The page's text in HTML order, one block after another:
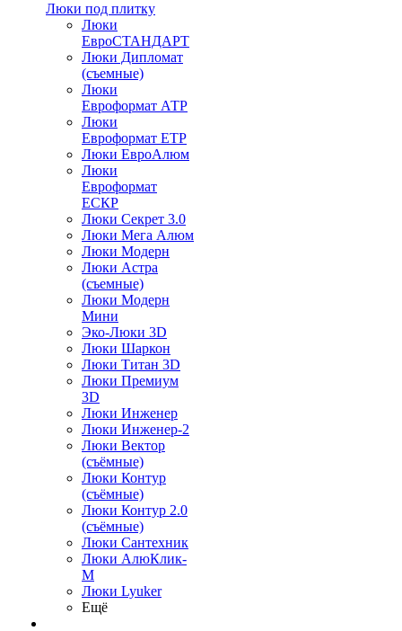
Люки под плитку
Люки
ЕвроСТАНДАРТ
Люки Дипломат
(съемные)
Люки
Евроформат АТР
Люки
Евроформат ЕТР
Люки ЕвроАлюм
Люки
Евроформат
ЕСКР
Люки Секрет 3.0
Люки Мега Алюм
Люки Модерн
Люки Астра
(съемные)
Люки Модерн
Мини
Эко-Люки 3D
Люки Шаркон
Люки Титан 3D
Люки Премиум
3D
Люки Инженер
Люки Инженер-2
Люки Вектор
(съёмные)
Люки Контур
(съёмные)
Люки Контур 2.0
(съёмные)
Люки Сантехник
Люки АлюКлик-
М
Люки Lyuker
Ещё